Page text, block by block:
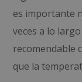
es importante
veces a lo
recomendable
que la